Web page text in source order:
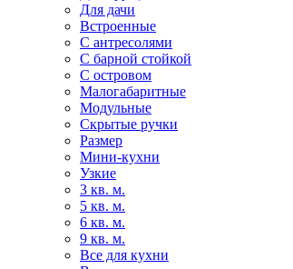
Для дачи
Встроенные
С антресолями
С барной стойкой
С островом
Малогабаритные
Модульные
Скрытые ручки
Размер
Мини-кухни
Узкие
3 кв. м.
5 кв. м.
6 кв. м.
9 кв. м.
Все для кухни